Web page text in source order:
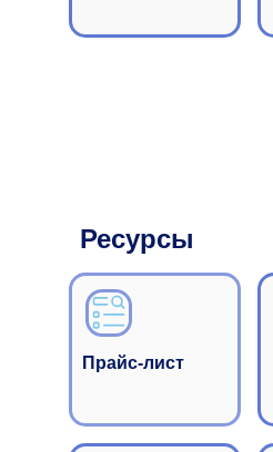
Прайс-лист
Ресурсы